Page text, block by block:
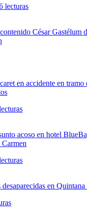
lecturas
César Gastélum
en accidente en tramo
acoso en hotel
en